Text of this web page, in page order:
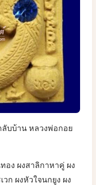
ลับบ้าน หลวงพ่อกอย
อง ผงสาลิกาหาคู่ ผง
ก ผงหัวใจนกยูง ผง